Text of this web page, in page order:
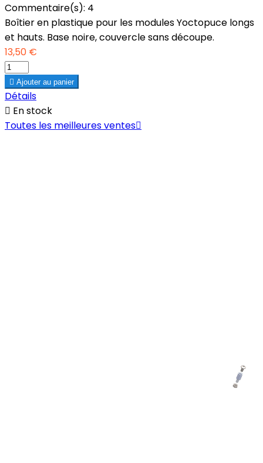
Commentaire(s): 4
Boîtier en plastique pour les modules Yoctopuce longs
et hauts. Base noire, couvercle sans découpe.
13,50 €
 Ajouter au panier
Détails
 En stock
Toutes les meilleures ventes